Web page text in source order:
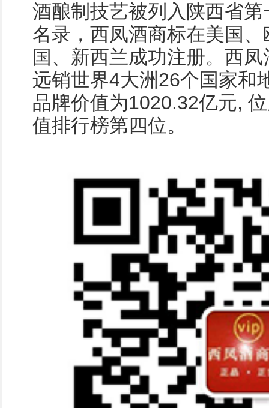
酒酿制技艺被列入陕西省
名录，西凤酒商标在美国
国、新西兰成功注册。西
远销世界4大洲26个国家和
品牌价值为1020.32亿元,
值排行榜第四位。